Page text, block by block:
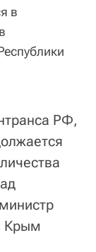
в
РФ,
Крым